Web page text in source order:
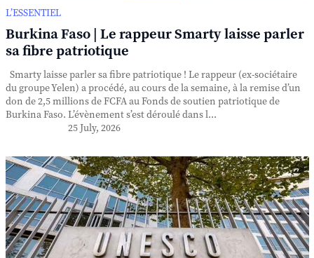
L’ESSENTIEL
Burkina Faso | Le rappeur Smarty laisse parler
sa fibre patriotique
Smarty laisse parler sa fibre patriotique ! Le rappeur (ex-sociétaire
du groupe Yelen) a procédé, au cours de la semaine, à la remise d’un
don de 2,5 millions de FCFA au Fonds de soutien patriotique de
Burkina Faso. L’évènement s’est déroulé dans l...
25 July, 2026